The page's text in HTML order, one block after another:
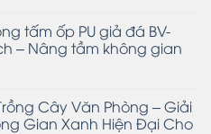
tấm ốp PU giả đá BV-
– Nâng tầm không gian
Cây Văn Phòng – Giải
Gian Xanh Hiện Đại Cho